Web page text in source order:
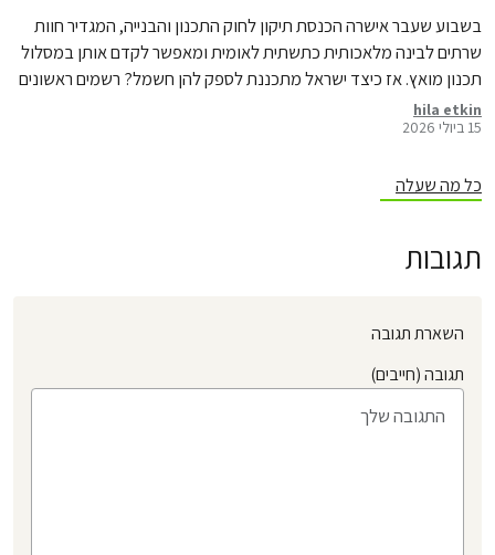
בשבוע שעבר אישרה הכנסת תיקון לחוק התכנון והבנייה, המגדיר חוות
שרתים לבינה מלאכותית כתשתית לאומית ומאפשר לקדם אותן במסלול
תכנון מואץ. אז כיצד ישראל מתכננת לספק להן חשמל? רשמים ראשונים
מדיון מקצועי בנושא
hila etkin
15 ביולי 2026
כל מה שעלה
תגובות
השארת תגובה
תגובה (חייבים)